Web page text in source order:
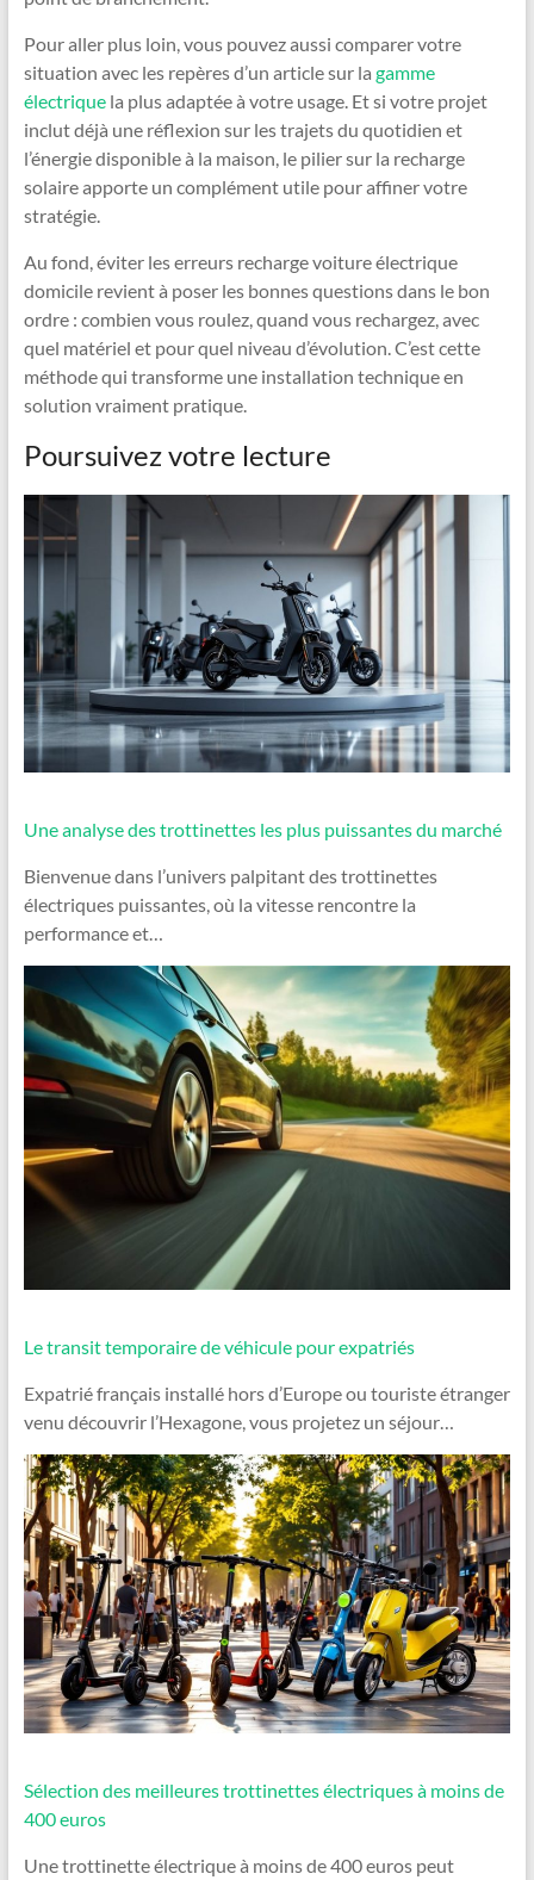
Pour aller plus loin, vous pouvez aussi comparer votre
situation avec les repères d’un article sur la gamme
électriquela plus adaptée à votre usage. Et si votre projet
inclut déjà une réflexion sur les trajets du quotidien et
l’énergie disponible à la maison, le pilier sur la recharge
solaire apporte un complément utile pour affiner votre
stratégie.
Au fond, éviter les erreurs recharge voiture électrique
domicile revient à poser les bonnes questions dans le bon
ordre : combien vous roulez, quand vous rechargez, avec
quel matériel et pour quel niveau d’évolution. C’est cette
méthode qui transforme une installation technique en
solution vraiment pratique.
Poursuivez votre lecture
Une analyse des trottinettes les plus puissantes du marché
Bienvenue dans l’univers palpitant des trottinettes
électriques puissantes, où la vitesse rencontre la
performance et…
Le transit temporaire de véhicule pour expatriés
Expatrié français installé hors d’Europe ou touriste étranger
venu découvrir l’Hexagone, vous projetez un séjour…
Sélection des meilleures trottinettes électriques à moins de
400 euros
Une trottinette électrique à moins de 400 euros peut